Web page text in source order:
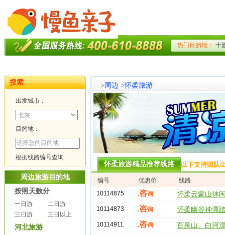
搜索
出发城市：
目的地：
根据线路编号查询
周边旅游目的地
按照天数分
一日游
二日游
三日游
三日以上
河北旅游
>周边 >怀柔旅游
怀柔旅游精品推荐线路 以下支持团队
编号 优惠价
线路
10114875
怀柔云蒙山休
.咨询
10114873 怀柔幽谷神潭
.咨询
10114911 百泉山、白河
.咨询